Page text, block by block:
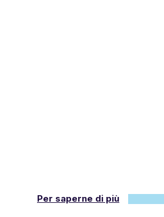
Per saperne di più